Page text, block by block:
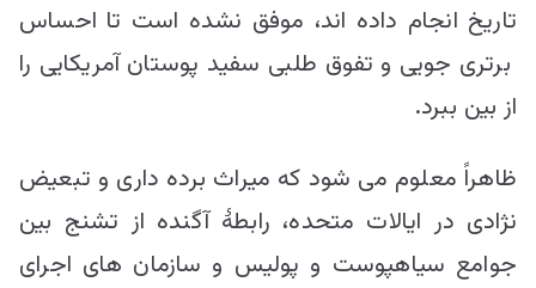
تاریخ انجام داده اند، موفق نشده است تا احساس
برتری جویی و تفوق طلبی سفید پوستان آمریکایی را
از بین ببرد.
ظاهراً معلوم می شود که میراث برده داری و تبعیض
نژادی در ایالات متحده، رابطۀ آگنده از تشنج بین
جوامع سیاهپوست و پولیس و سازمان های اجرای